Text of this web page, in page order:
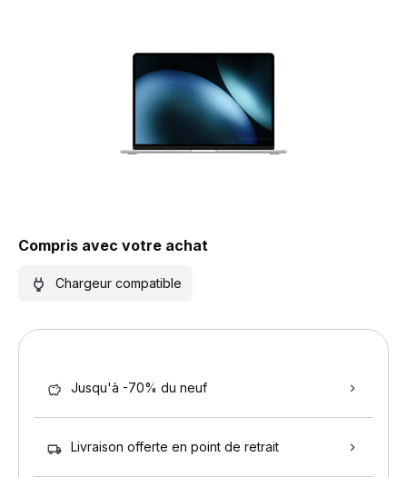
Compris avec votre achat
Chargeur compatible
Jusqu'à -70% du neuf
Livraison offerte en point de retrait